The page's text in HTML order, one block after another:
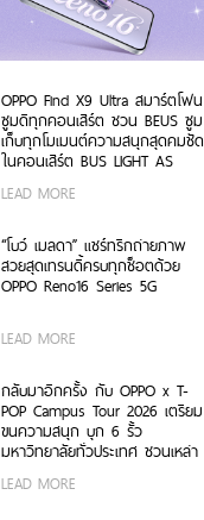
OPPO Find X9 Ultra สมาร์ตโฟน
ซูมดีทุกคอนเสิร์ต ชวน BEUS ซูม
เก็บทุกโมเมนต์ความสนุกสุดคมชัด
ในคอนเสิร์ต BUS LIGHT AS
LEAD MORE
“โบว์ เมลดา” แชร์ทริกถ่ายภาพ
สวยสุดเทรนดี้ครบทุกช็อตด้วย
OPPO Reno16 Series 5G
LEAD MORE
กลับมาอีกครั้ง กับ OPPO x T-
POP Campus Tour 2026 เตรียม
ขนความสนุก บุก 6 รั้ว
มหาวิทยาลัยทั่วประเทศ ชวนเหล่า
Moment กับ OPPO Reno16
LEAD MORE